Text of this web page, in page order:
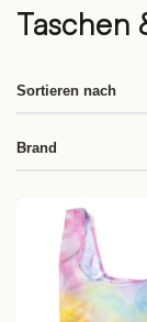
Taschen
Sortieren nach
Brand